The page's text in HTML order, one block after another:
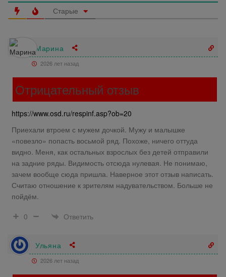
Старые
Марина
2026 лет назад
Отрицательный отзыв
https://www.osd.ru/respinf.asp?ob=20
Приехали втроем с мужем дочкой. Мужу и малышке
«повезло» попасть восьмой ряд. Похоже, ничего оттуда
видно. Меня, как остальных взрослых без детей отправили
на задние ряды. Видимость отсюда нулевая. Не понимаю,
зачем вообще сюда пришла. Наверное этот отзыв написать.
Считаю отношение к зрителям надувательством. Больше не
пойдём.
0
Ответить
Ульяна
2026 лет назад